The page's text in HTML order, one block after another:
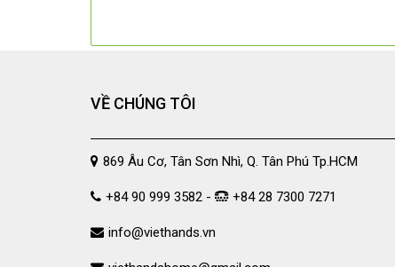
VỀ CHÚNG TÔI
869 Âu Cơ, Tân Sơn Nhì, Q. Tân Phú Tp.HCM
+84 90 999 3582 - +84 28 7300 7271
info@viethands.vn